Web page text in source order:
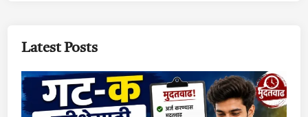
जा
रा
त
2
Latest Posts